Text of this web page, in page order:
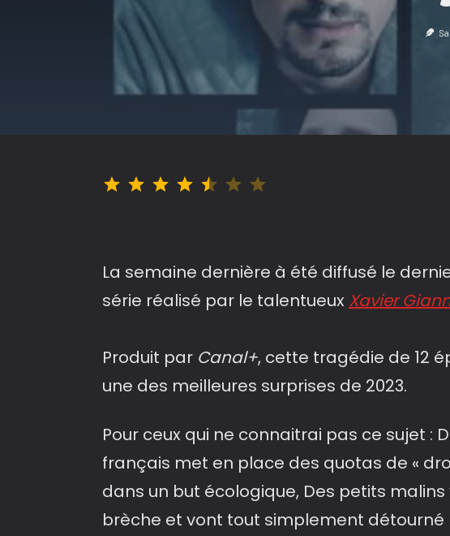
La semaine dernière à été diffusé le
série réalisé par le talentueux Xavier
Produit par Canal+, cette tragédie de 12
une des meilleures surprises de 2023.
Pour ceux qui ne connaitrai pas ce sujet :
français met en place des quotas de «
dans un but écologique, Des petits
brèche et vont tout simplement détourné